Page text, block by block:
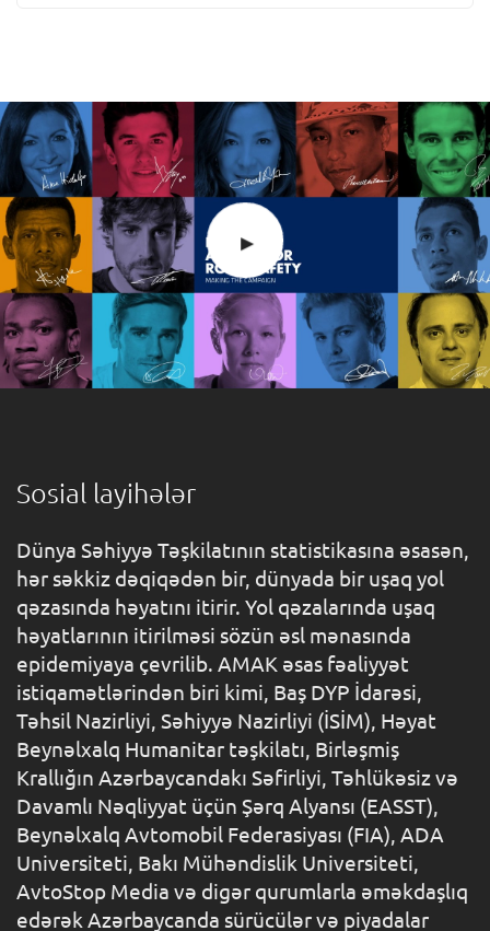
Sosial layihələr
Dünya Səhiyyə Təşkilatının statistikasına əsasən,
hər səkkiz dəqiqədən bir, dünyada bir uşaq yol
qəzasında həyatını itirir. Yol qəzalarında uşaq
həyatlarının itirilməsi sözün əsl mənasında
epidemiyaya çevrilib. AMAK əsas fəaliyyət
istiqamətlərindən biri kimi, Baş DYP İdarəsi,
Təhsil Nazirliyi, Səhiyyə Nazirliyi (İSİM), Həyat
Beynəlxalq Humanitar təşkilatı, Birləşmiş
Krallığın Azərbaycandakı Səfirliyi, Təhlükəsiz və
Davamlı Nəqliyyat üçün Şərq Alyansı (EASST),
Beynəlxalq Avtomobil Federasiyası (FIA), ADA
Universiteti, Bakı Mühəndislik Universiteti,
AvtoStop Media və digər qurumlarla əməkdaşlıq
edərək Azərbaycanda sürücülər və piyadalar